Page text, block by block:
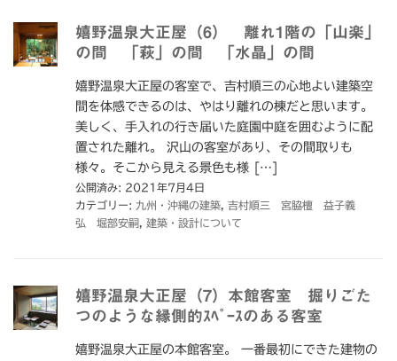
嬉野温泉大正屋（6） 離れ1階の「山楽」
の間 「萩」の間 「水晶」の間
嬉野温泉大正屋の客室で、吉村順三の心地よい建築空
間を体感できるのは、やはり離れの棟だと思います。
美しく、手入れの行き届いた庭園中庭を囲むように配
置された離れ。 沢山の客室があり、その間取りも
様々。そこから見える景色も様 […]
公開済み: 2021年7月4日
カテゴリー: 九州・沖縄の建築, 吉村順三 宮脇檀 益子義
弘 堀部安嗣, 建築・設計について
嬉野温泉大正屋（7）本館客室 掘りごた
つのような縁側的ｽﾍﾟｰｽのある客室
嬉野温泉大正屋の本館客室。 一番最初にできた建物の